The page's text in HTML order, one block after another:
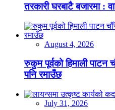
तरकारी घरबाटै बजारमा :
August 4, 2026
रुकुम पूर्वको हिमाली
पनि रमाउँछ
July 31, 2026